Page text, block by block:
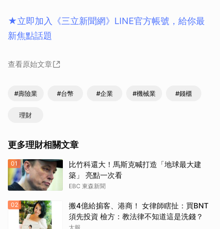
★立即加入《三立新聞網》LINE官方帳號，給你最
新焦點話題
查看原始文章
#壽險業 #台幣 #企業 #機械業 #錢櫃
理財
更多理財相關文章
01
比竹科還大！馬斯克喊打造「地球最大建
築」 亮點一次看
EBC 東森新聞
02
搬4億給掮客、港商！ 女律師瞎扯：買BNT
須先投資 檢方：教法律不知道這是洗錢？
太報